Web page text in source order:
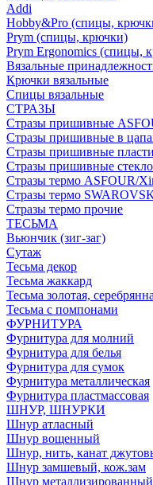
Addi
Hobby&Pro (спицы,
Prym (спицы, крючки)
Prym Ergonomics (спицы,
Вязальные
Крючки вязальные
Спицы вязальные
СТРАЗЫ
Стразы пришивные
Стразы пришивные в
Стразы пришивные
Стразы пришивные стекло
Стразы термо ASFOUR/
Стразы термо
Стразы термо прочие
ТЕСЬМА
Вьюнчик (зиг-заг)
Сутаж
Тесьма декор
Тесьма жаккард
Тесьма золотая,
Тесьма с помпонами
ФУРНИТУРА
Фурнитура для молний
Фурнитура для белья
Фурнитура для сумок
Фурнитура металлическая
Фурнитура пластмассовая
ШНУР, ШНУРКИ
Шнур атласный
Шнур вощенный
Шнур, нить, канат
Шнур замшевый, кож.зам
Шнур металлизированный